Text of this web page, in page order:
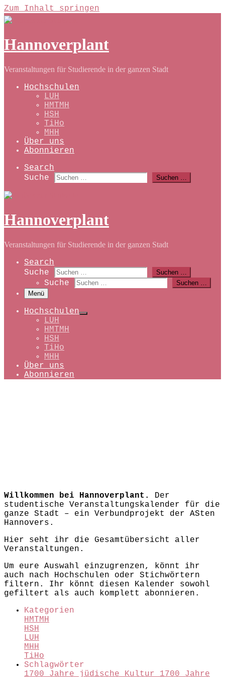
Zum Inhalt springen
Hannoverplant
Veranstaltungen für Studierende in der ganzen Stadt
Hochschulen
LUH
HMTMH
HSH
TiHo
MHH
Über uns
Abonnieren
Search
Suche
Suchen …
Hannoverplant
Veranstaltungen für Studierende in der ganzen Stadt
Search
Suche
Suchen …
Suche
Suchen …
Menü
Hochschulen
LUH
HMTMH
HSH
TiHo
MHH
Über uns
Abonnieren
Willkommen bei Hannoverplant.
Der
studentische Veranstaltungskalender für die
ganze Stadt – ein Verbundprojekt der ASten
Hannovers.
Hier seht ihr die Gesamtübersicht aller
Veranstaltungen.
Um eure Auswahl einzugrenzen, könnt ihr
auch nach Hochschulen oder Stichwörtern
filtern. Ihr könnt diesen Kalender sowohl
gefiltert als auch komplett abonnieren.
Kategorien
HMTMH
HSH
LUH
MHH
TiHo
Schlagwörter
1700 Jahre jüdische Kultur 1700 Jahre